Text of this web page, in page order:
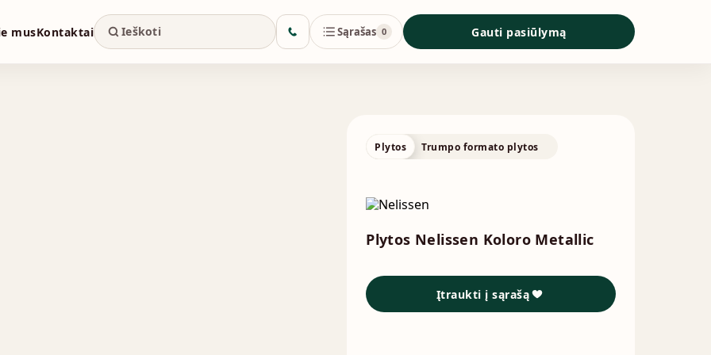
musKontaktai Sąrašas 0 Gauti pasiūlymą
Plytos Trumpo formato plytos
Plytos Nelissen Koloro Metallic
Įtraukti į sąrašą